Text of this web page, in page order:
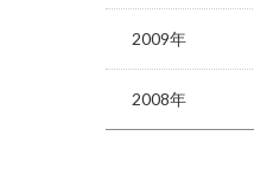
2009年
2008年